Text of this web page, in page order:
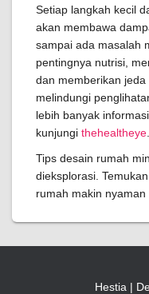
Setiap langkah kecil
akan membawa
sampai ada masalah
pentingnya nutrisi,
dan memberikan
melindungi
lebih banyak
kunjungi thehealtheye
Tips desain rumah
dieksplorasi.
rumah makin nyaman
Hestia |